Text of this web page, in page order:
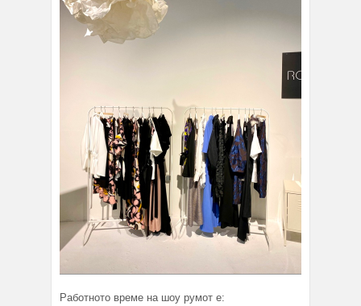
Работното време на шоу румот е: